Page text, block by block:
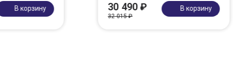
В корзину 30 490 ₽
32 015 ₽
В корзину